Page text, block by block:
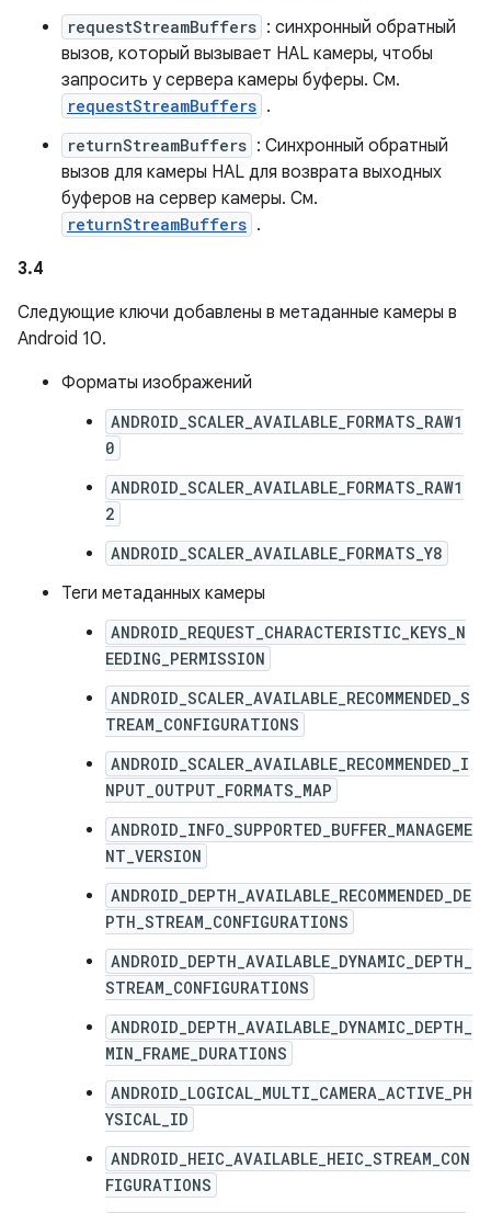
requestStreamBuffers : синхронный обратный
вызов, который вызывает HAL камеры, чтобы
запросить у сервера камеры буферы. См.
requestStreamBuffers .
returnStreamBuffers : Синхронный обратный
вызов для камеры HAL для возврата выходных
буферов на сервер камеры. См.
returnStreamBuffers .
3.4
Следующие ключи добавлены в метаданные камеры в
Android 10.
Форматы изображений
ANDROID_SCALER_AVAILABLE_FORMATS_RAW1
0
ANDROID_SCALER_AVAILABLE_FORMATS_RAW1
2
ANDROID_SCALER_AVAILABLE_FORMATS_Y8
Теги метаданных камеры
ANDROID_REQUEST_CHARACTERISTIC_KEYS_N
EEDING_PERMISSION
ANDROID_SCALER_AVAILABLE_RECOMMENDED_S
TREAM_CONFIGURATIONS
ANDROID_SCALER_AVAILABLE_RECOMMENDED_I
NPUT_OUTPUT_FORMATS_MAP
ANDROID_INFO_SUPPORTED_BUFFER_MANAGEME
NT_VERSION
ANDROID_DEPTH_AVAILABLE_RECOMMENDED_DE
PTH_STREAM_CONFIGURATIONS
ANDROID_DEPTH_AVAILABLE_DYNAMIC_DEPTH_
STREAM_CONFIGURATIONS
ANDROID_DEPTH_AVAILABLE_DYNAMIC_DEPTH_
MIN_FRAME_DURATIONS
ANDROID_LOGICAL_MULTI_CAMERA_ACTIVE_PH
YSICAL_ID
ANDROID_HEIC_AVAILABLE_HEIC_STREAM_CON
FIGURATIONS